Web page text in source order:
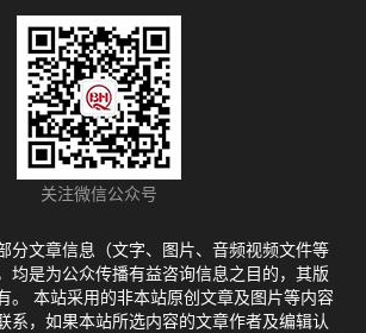
关注微信公众号
分文章信息（文字、图片、音频视频文件等
均是为公众传播有益咨询信息之目的，其版
。 本站采用的非本站原创文章及图片等内容
系，如果本站所选内容的文章作者及编辑认